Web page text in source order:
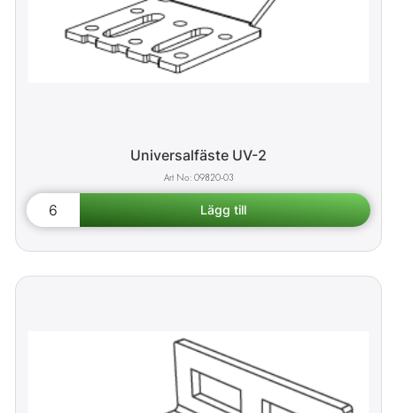
Universalfäste UV-2
09820-03